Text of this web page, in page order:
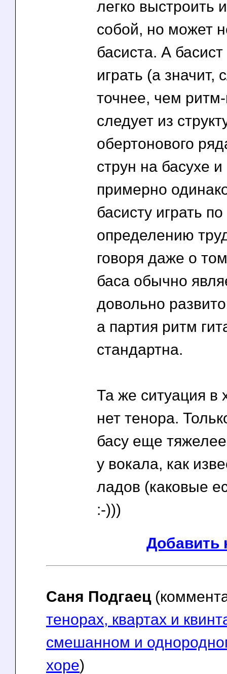
легко выстроить
собой, но может
басиста. А
играть (а значит,
точнее, чем ритм-
следует из
обертонового
струн на басухе
примерно
басисту играть по
определению
говоря даже о
баса обычно
довольно
а партия ритм
стандартна.
Та же ситуация в
нет тенора.
басу еще
у вокала, как
ладов (каковые
:-)))
Добавить
Саня Подгаец
тенорах, квартах и
смешанном и
хоре)